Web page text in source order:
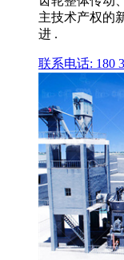
主技术产权的
进 .
联系电话: 180